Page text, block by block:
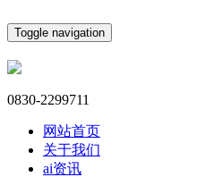
Toggle navigation
0830-2299711
网站首页
关于我们
ai资讯